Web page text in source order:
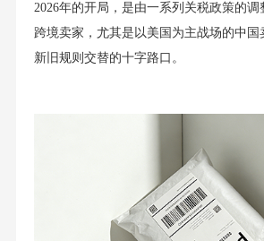
2026年的开局，是由一系列关税政策的
跨境卖家，尤其是以美国为主战场的中国
新旧规则交替的十字路口。